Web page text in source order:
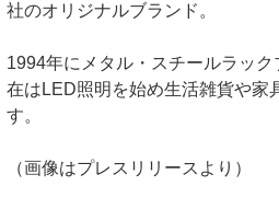
社のオリジナルブランド。
1994年にメタル・スチールラッ
在はLED照明を始め生活雑貨や家
す。
（画像はプレスリリースより）